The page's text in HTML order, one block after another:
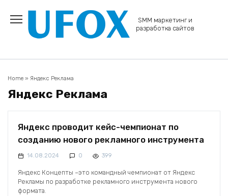
содержанию
SMM маркетинг и
разработка сайтов
Home » Яндекс Реклама
Яндекс Реклама
Яндекс проводит кейс-чемпионат по
созданию нового рекламного инструмента
14.08.2024 0 399
Яндекс Концепты –это командный чемпионат от Яндекс
Рекламы по разработке рекламного инструмента нового
формата.